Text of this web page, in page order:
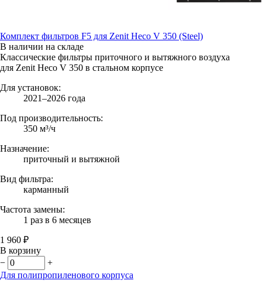
Комплект фильтров F5 для Zenit Heco V 350 (Steel)
В наличии на складе
Классические фильтры приточного и вытяжного воздуха
для Zenit Heco V 350 в стальном корпусе
Для установок:
2021–2026 года
Под производительность:
350 м³/ч
Назначение:
приточный и вытяжной
Вид фильтра:
карманный
Частота замены:
1 раз в 6 месяцев
1 960 ₽
В корзину
−
+
Для полипропиленового корпуса